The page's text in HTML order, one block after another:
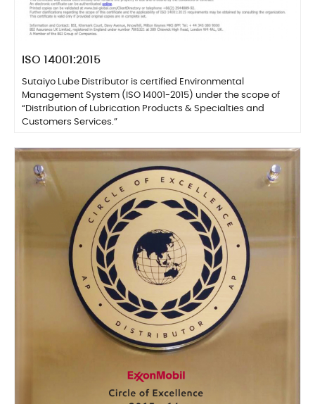
ISO 14001:2015
Sutaiyo Lube Distributor is certified Environmental
Management System (ISO 14001-2015) under the scope of
“Distribution of Lubrication Products & Specialties and
Customers Services.”